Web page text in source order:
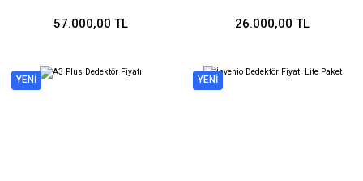
57.000,00 TL 26.000,00 TL
YENİ YENİ